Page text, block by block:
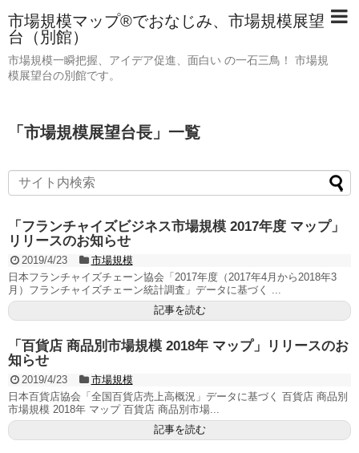
市場規模マップ®でおなじみ、市場規模展望
台（別館）
市場規模一瞬把握、アイデア促進、面白い の一石三鳥！ 市場規
模展望台の別館です。
「 市場規模展望台長 」 一覧
「フランチャイズビジネス市場規模 2017年度 マップ」
リリースのお知らせ
2019/4/23
市場規模
日本フランチャイズチェーン協会「2017年度（2017年4月から2018年3
月）フランチャイズチェーン統計調査」データに基づく ...
記事を読む
「百貨店 商品別市場規模 2018年 マップ」リリースのお
知らせ
2019/4/23
市場規模
日本百貨店協会「全国百貨店売上高概況」データに基づく 百貨店 商品別
市場規模 2018年 マップ 百貨店 商品別市場...
記事を読む